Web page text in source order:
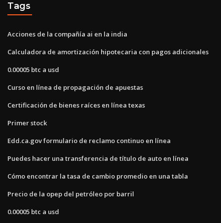
Tags
Acciones de la compañía ai en la india
Calculadora de amortización hipotecaria con pagos adicionales
0.00005 btc a usd
Curso en línea de propagación de apuestas
Certificación de bienes raíces en línea texas
Primer stock
Edd.ca.gov formulario de reclamo continuo en línea
Puedes hacer una transferencia de título de auto en línea
Cómo encontrar la tasa de cambio promedio en una tabla
Precio de la opep del petróleo por barril
0.00005 btc a usd